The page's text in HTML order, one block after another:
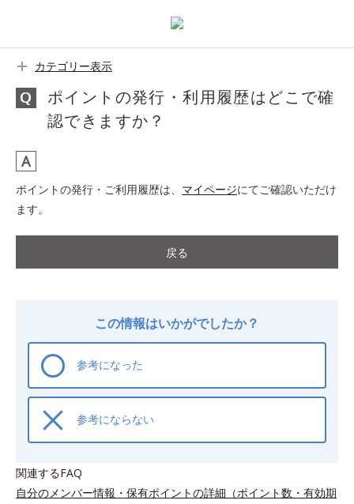
カテゴリー表示
ポイントの発行・利用履歴はどこで確
認できますか？
ポイントの発行・ご利用履歴は、 マイページにてご確認いただけ
ます。
戻る
この情報はいかがでしたか？
参考になった
参考にならない
関連するFAQ
自分のメンバー情報・保有ポイントの詳細（ポイント数・有効期